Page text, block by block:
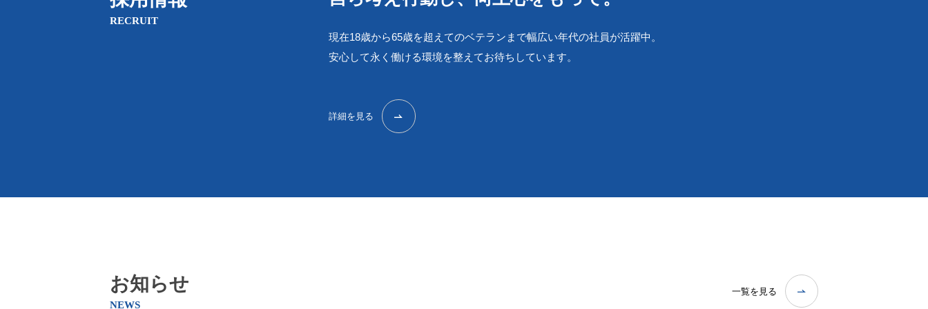
RECRUIT
現在18歳から65歳を超えてのベテランまで幅広い年代の社員が活躍中。
安心して永く働ける環境を整えてお待ちしています。
詳細を見る
お知らせ
NEWS
一覧を見る